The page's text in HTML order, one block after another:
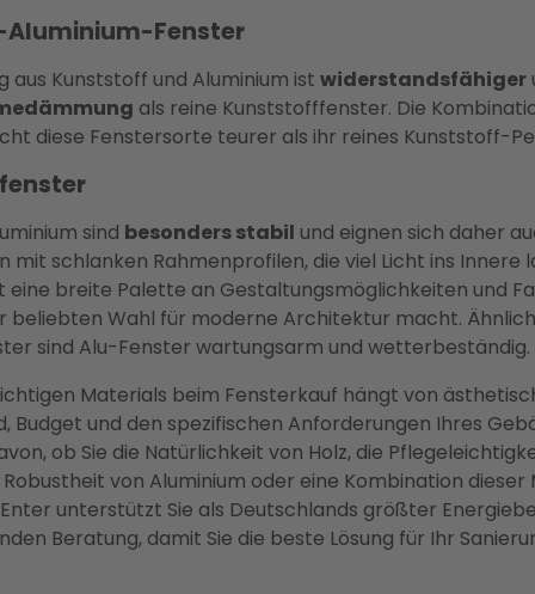
Fenster
aus Kunststoff und Aluminium ist widerstandsfähiger
als reine Kunststofffenster. Die
diese Fenstersorte teurer als ihr reines Kunststoff-
sind besonders stabil und eignen sich daher
mit schlanken Rahmenprofilen, die viel Licht ins Innere
breite Palette an Gestaltungsmöglichkeiten und
beliebten Wahl für moderne Architektur macht.
sind Alu-Fenster wartungsarm und wetterbeständig.
Materials beim Fensterkauf hängt von
Budget und den spezifischen Anforderungen Ihres
ob Sie die Natürlichkeit von Holz, die
von Aluminium oder eine Kombination dieser
unterstützt Sie als Deutschlands größter
Beratung, damit Sie die beste Lösung für Ihr